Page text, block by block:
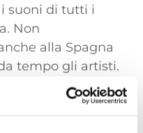
suoni di tutti i
Non
alla Spagna
tempo gli artisti.
sempre nuovi
evoluzione